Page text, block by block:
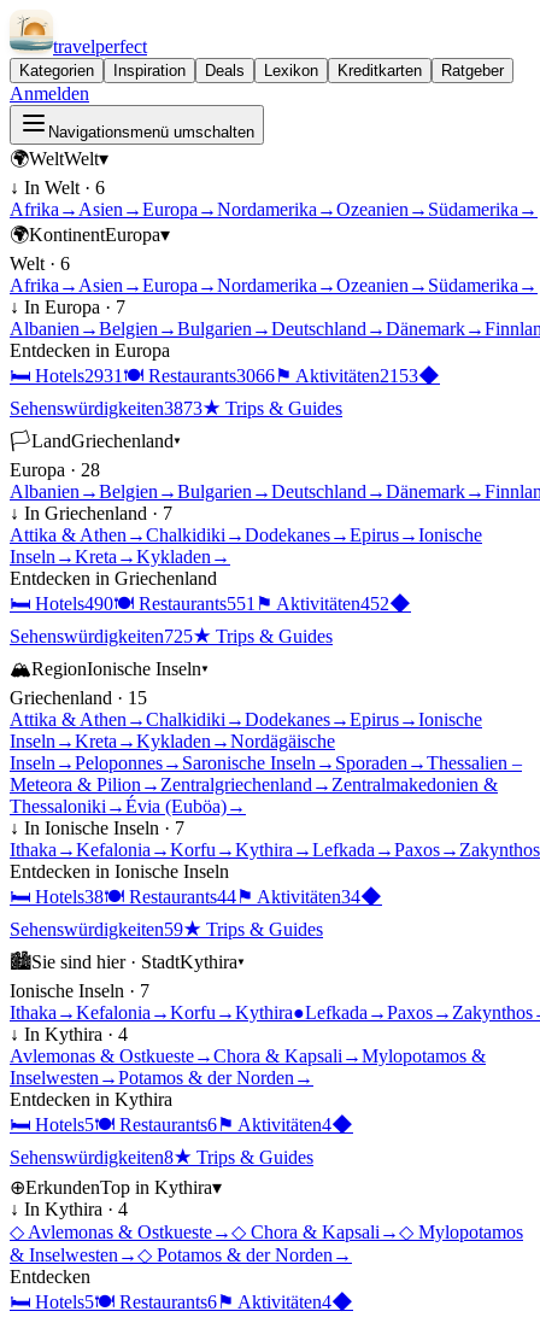
travelperfect
Kategorien Inspiration Deals Lexikon Kreditkarten Ratgeber
Anmelden
Navigationsmenü umschalten
🌍WeltWelt▾
↓ In Welt · 6
Afrika → Asien →Europa →Nordamerika →Ozeanien → Südamerika →
🌍KontinentEuropa▾
Welt · 6
Afrika → Asien →Europa →Nordamerika →Ozeanien → Südamerika →
↓ In Europa · 7
Albanien →Belgien →Bulgarien →Deutschland →Dänemark→
Entdecken in Europa
🛏 Hotels2931 🍽 Restaurants3066⚑ Aktivitäten2153◆
Sehenswürdigkeiten3873★ Trips & Guides
🏳LandGriechenland▾
Europa · 28
Albanien →Belgien →Bulgarien →Deutschland →Dänemark→
↓ In Griechenland · 7
Attika & Athen →Chalkidiki →Dodekanes→Epirus→Ionische
Inseln →Kreta →Kykladen →
Entdecken in Griechenland
🛏 Hotels490🍽 Restaurants551 ⚑ Aktivitäten452◆
Sehenswürdigkeiten725★ Trips & Guides
🏔RegionIonische Inseln▾
Griechenland · 15
Attika & Athen →Chalkidiki →Dodekanes→Epirus→Ionische
Inseln →Kreta →Kykladen →Nordägäische
Inseln →Peloponnes→ Saronische Inseln → Sporaden →Thessalien –
Meteora & Pilion → Zentralgriechenland → Zentralmakedonien &
Thessaloniki →Évia (Euböa)→
↓ In Ionische Inseln · 7
Ithaka →Kefalonia →Korfu →Kythira →Lefkada →Paxos→ Zakynthos
Entdecken in Ionische Inseln
🛏 Hotels38🍽 Restaurants44⚑ Aktivitäten34◆
Sehenswürdigkeiten59★ Trips & Guides
🏙Sie sind hier · StadtKythira▾
Ionische Inseln · 7
Ithaka →Kefalonia →Korfu →Kythira●Lefkada →Paxos→ Zakynthos
↓ In Kythira · 4
Avlemonas & Ostkueste→Chora & Kapsali →Mylopotamos &
Inselwesten →Potamos & der Norden →
Entdecken in Kythira
🛏 Hotels5🍽 Restaurants6⚑ Aktivitäten4◆
Sehenswürdigkeiten8★ Trips & Guides
⊕ErkundenTop in Kythira▾
↓ In Kythira · 4
◇ Avlemonas & Ostkueste→◇ Chora & Kapsali →◇ Mylopotamos
& Inselwesten →◇ Potamos & der Norden →
Entdecken
🛏 Hotels5🍽 Restaurants6⚑ Aktivitäten4◆